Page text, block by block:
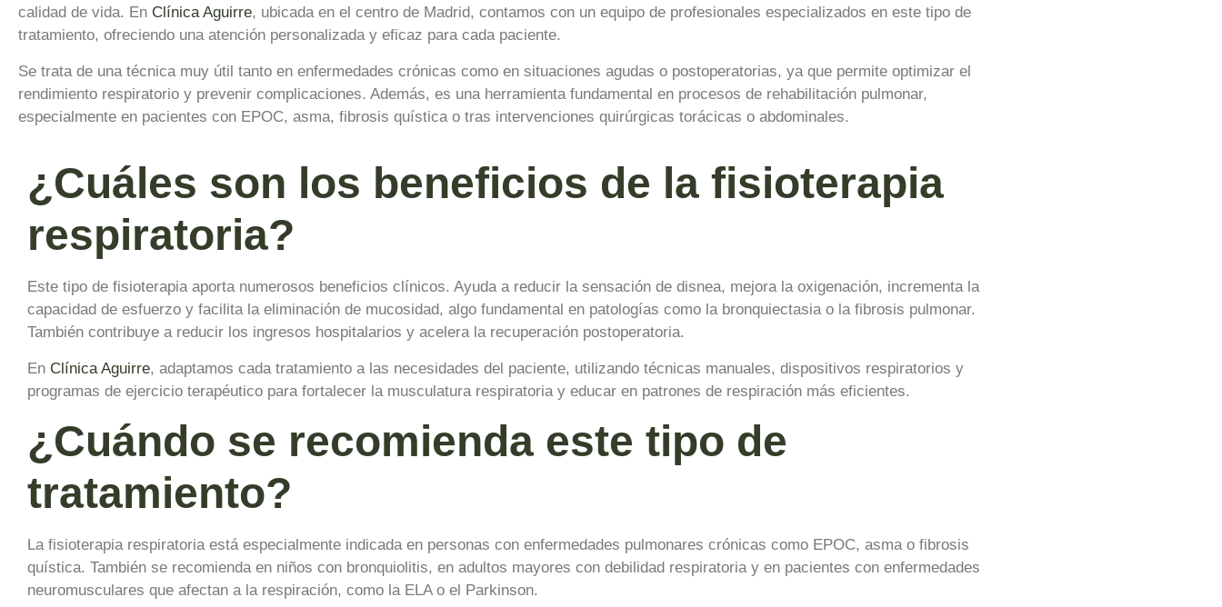
calidad de vida. En Clínica Aguirre, ubicada en el centro de Madrid, contamos con un equipo de profesionales especializados en este tipo de
tratamiento, ofreciendo una atención personalizada y eficaz para cada paciente.
Se trata de una técnica muy útil tanto en enfermedades crónicas como en situaciones agudas o postoperatorias, ya que permite optimizar el
rendimiento respiratorio y prevenir complicaciones. Además, es una herramienta fundamental en procesos de rehabilitación pulmonar,
especialmente en pacientes con EPOC, asma, fibrosis quística o tras intervenciones quirúrgicas torácicas o abdominales.
¿Cuáles son los beneficios de la fisioterapia
respiratoria?
Este tipo de fisioterapia aporta numerosos beneficios clínicos. Ayuda a reducir la sensación de disnea, mejora la oxigenación, incrementa la
capacidad de esfuerzo y facilita la eliminación de mucosidad, algo fundamental en patologías como la bronquiectasia o la fibrosis pulmonar.
También contribuye a reducir los ingresos hospitalarios y acelera la recuperación postoperatoria.
En Clínica Aguirre, adaptamos cada tratamiento a las necesidades del paciente, utilizando técnicas manuales, dispositivos respiratorios y
programas de ejercicio terapéutico para fortalecer la musculatura respiratoria y educar en patrones de respiración más eficientes.
¿Cuándo se recomienda este tipo de
tratamiento?
La fisioterapia respiratoria está especialmente indicada en personas con enfermedades pulmonares crónicas como EPOC, asma o fibrosis
quística. También se recomienda en niños con bronquiolitis, en adultos mayores con debilidad respiratoria y en pacientes con enfermedades
neuromusculares que afectan a la respiración, como la ELA o el Parkinson.